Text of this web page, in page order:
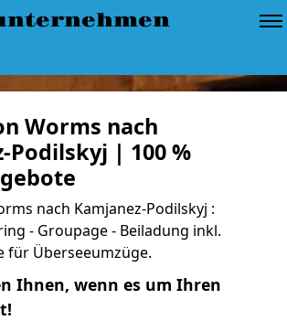
Worms nach
Podilskyj | 100 %
nach Kamjanez-Podilskyj :
- Groupage - Beiladung inkl.
für Überseeumzüge.
Ihnen, wenn es um Ihren